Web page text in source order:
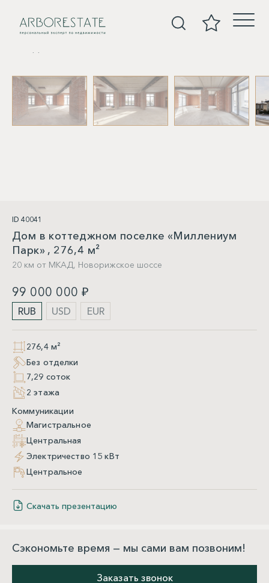
ID 40041
Дом в коттеджном поселке «Миллениум
Парк» , 276,4 м²
20 км от МКАД, Новорижское шоссе
99 000 000 ₽
RUB USD EUR
276,4 м²
Без отделки
7,29 соток
2 этажа
Коммуникации
Магистральное
Центральная
Электричество 15 кВт
Центральное
Скачать презентацию
Сэкономьте время — мы сами вам позвоним!
Заказать звонок